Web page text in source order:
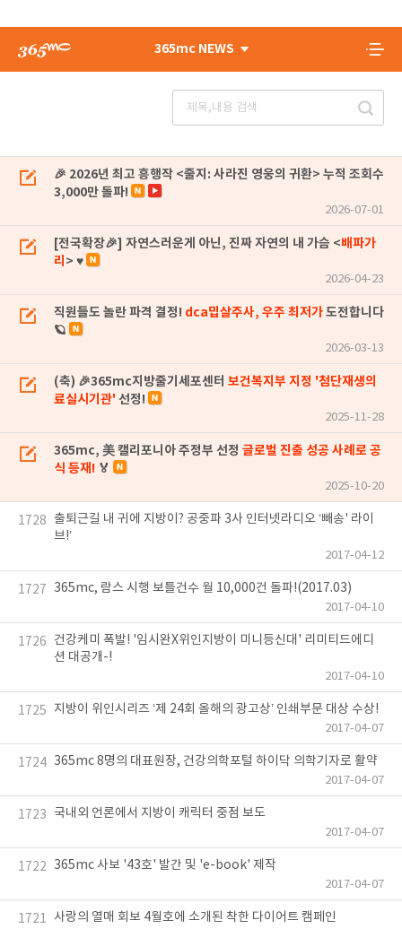
365mc NEWS
🎉 2026년 최고 흥행작 <줄지: 사라진 영웅의 귀환> 누적 조회수
3,000만 돌파!
2026-07-01
[전국확장🎉] 자연스러운게 아닌, 진짜 자연의 내 가슴 <배파가
리 > ♥
2026-04-23
직원들도 놀란 파격 결정! dca밉살주사, 우주 최저가도전합니다
🪐
2026-03-13
(축) 🎉365mc지방줄기세포센터 보건복지부 지정 '첨단재생의
료실시기관' 선정!
2025-11-28
365mc, 美 캘리포니아 주정부 선정 글로벌 진출 성공 사례로 공
식 등재! 🏅
2025-10-20
1728 출퇴근길 내 귀에 지방이? 공중파 3사 인터넷라디오 ‘빼송' 라이
브!’
2017-04-12
1727 365mc, 람스 시행 보틀건수 월 10,000건 돌파!(2017.03)
2017-04-10
1726
건강케미 폭발! '임시완X위인지방이 미니등신대' 리미티드에디
션 대공개-!
2017-04-10
1725 지방이 위인시리즈 ‘제 24회 올해의 광고상’ 인쇄부문 대상 수상!
2017-04-07
1724 365mc 8명의 대표원장, 건강의학포털 하이닥 의학기자로 활약
2017-04-07
1723 국내외 언론에서 지방이 캐릭터 중점 보도
2017-04-07
1722 365mc 사보 '43호' 발간 및 'e-book' 제작
2017-04-07
1721 사랑의 열매 회보 4월호에 소개된 착한 다이어트 캠페인